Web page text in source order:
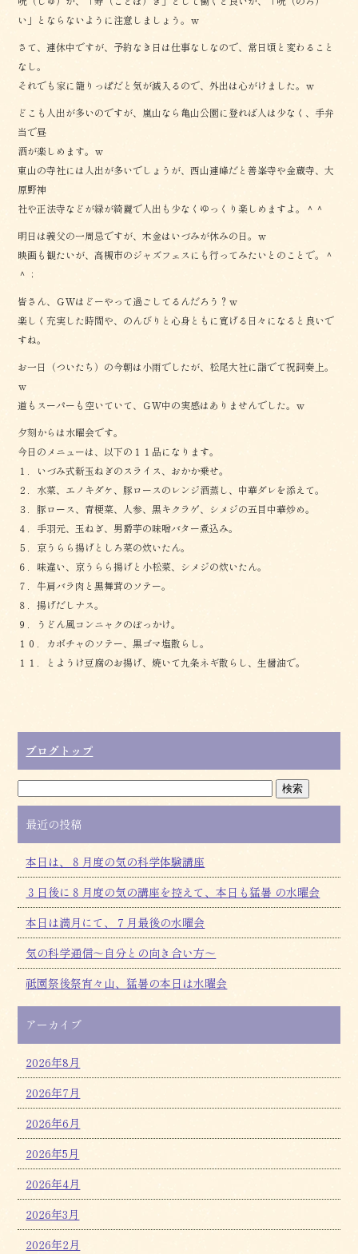
い」とならないように注意しましょう。ｗ
さて、連休中ですが、予約なき日は仕事なしなので、常日頃と変わること
なし。
それでも家に籠りっぱだと気が滅入るので、外出は心がけました。ｗ
どこも人出が多いのですが、嵐山なら亀山公園に登れば人は少なく、手弁
当で昼
酒が楽しめます。ｗ
東山の寺社には人出が多いでしょうが、西山連峰だと善峯寺や金蔵寺、大
原野神
社や正法寺などが緑が綺麗で人出も少なくゆっくり楽しめますよ。＾＾
明日は義父の一周忌ですが、木金はいづみが休みの日。ｗ
映画も観たいが、高槻市のジャズフェスにも行ってみたいとのことで。＾
＾；
皆さん、ＧＷはどーやって過ごしてるんだろう？ｗ
楽しく充実した時間や、のんびりと心身ともに寛げる日々になると良いで
すね。
お一日（ついたち）の今朝は小雨でしたが、松尾大社に詣でて祝詞奏上。
ｗ
道もスーパーも空いていて、ＧＷ中の実感はありませんでした。ｗ
夕刻からは水曜会です。
今日のメニューは、以下の１１品になります。
１．いづみ式新玉ねぎのスライス、おかか乗せ。
２．水菜、エノキダケ、豚ロースのレンジ酒蒸し、中華ダレを添えて。
３．豚ロース、青梗菜、人参、黒キクラゲ、シメジの五目中華炒め。
４．手羽元、玉ねぎ、男爵芋の味噌バター煮込み。
５．京うらら揚げとしろ菜の炊いたん。
６．味違い、京うらら揚げと小松菜、シメジの炊いたん。
７．牛肩バラ肉と黒舞茸のソテー。
８．揚げだしナス。
９．うどん風コンニャクのぼっかけ。
１０．カボチャのソテー、黒ゴマ塩散らし。
１１．とようけ豆腐のお揚げ、焼いて九条ネギ散らし、生醤油で。
ブログトップ
最近の投稿
本日は、８月度の気の科学体験講座
３日後に８月度の気の講座を控えて、本日も猛暑 の水曜会
本日は満月にて、７月最後の水曜会
気の科学通信～自分との向き合い方～
祗園祭後祭宵々山、猛暑の本日は水曜会
アーカイブ
2026年8月
2026年7月
2026年6月
2026年5月
2026年4月
2026年3月
2026年2月